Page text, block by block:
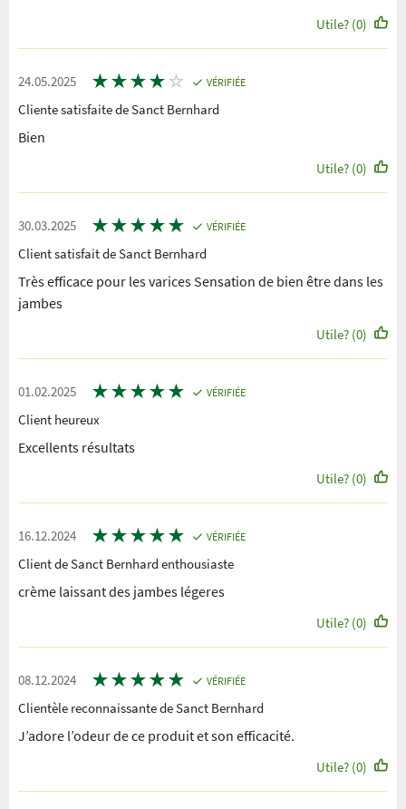
Utile? (0)
24.05.2025 ★★★★ ☆ VÉRIFIÉE
Cliente satisfaite de Sanct Bernhard
Bien
Utile? (0)
30.03.2025 ★★★★★ VÉRIFIÉE
Client satisfait de Sanct Bernhard
Très efficace pour les varices Sensation de bien être dans les
jambes
Utile? (0)
01.02.2025 ★★★★★ VÉRIFIÉE
Client heureux
Excellents résultats
Utile? (0)
16.12.2024 ★★★★★ VÉRIFIÉE
Client de Sanct Bernhard enthousiaste
crème laissant des jambes légeres
Utile? (0)
08.12.2024 ★★★★★ VÉRIFIÉE
Clientèle reconnaissante de Sanct Bernhard
J’adore l’odeur de ce produit et son efficacité.
Utile? (0)